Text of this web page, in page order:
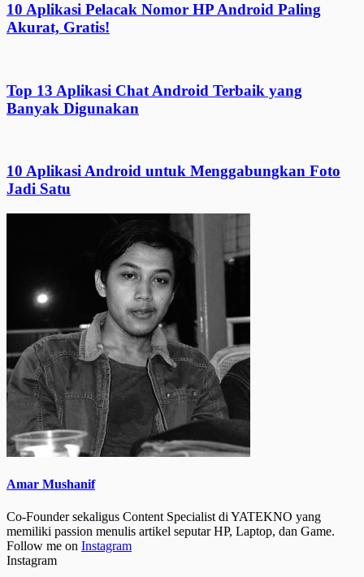
10 Aplikasi Pelacak Nomor HP Android Paling
Akurat, Gratis!
Top 13 Aplikasi Chat Android Terbaik yang
Banyak Digunakan
10 Aplikasi Android untuk Menggabungkan Foto
Jadi Satu
Amar Mushanif
Co-Founder sekaligus Content Specialist di YATEKNO yang
memiliki passion menulis artikel seputar HP, Laptop, dan Game.
Follow me on Instagram
Instagram